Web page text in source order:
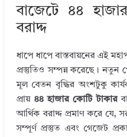
বাজেটে ৪৪
বরাদ্দ
ধাপে ধাপে বাস্তবায়নের এই
প্রস্তুতিও সম্পন্ন করেছে। নতুন
মূল বেতন বৃদ্ধির অংশটুকু
প্রায় ৪৪ হাজার কোটি টাকার
আর্থিক বরাদ্দ প্রমাণ করে যে,
সম্পূর্ণ প্রস্তুত এবং গেজেট